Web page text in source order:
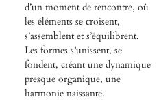
d’un moment de rencontre, où
les éléments se croisent,
s’assemblent et s’équilibrent.
Les formes s’unissent, se
fondent, créant une dynamique
presque organique, une
harmonie naissante.